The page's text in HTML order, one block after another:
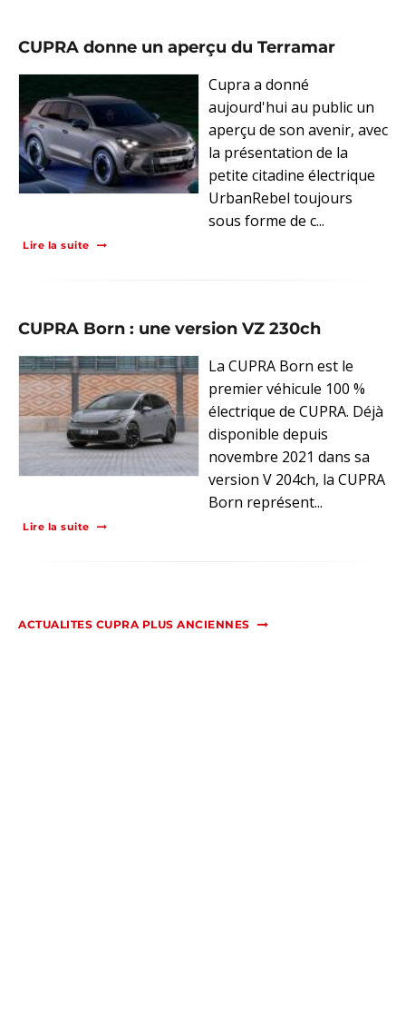
CUPRA donne un aperçu du Terramar
Cupra a donné
aujourd'hui au public un
aperçu de son avenir, avec
la présentation de la
petite citadine électrique
UrbanRebel toujours
sous forme de c...
Lire la suite
CUPRA Born : une version VZ 230ch
La CUPRA Born est le
premier véhicule 100 %
électrique de CUPRA. Déjà
disponible depuis
novembre 2021 dans sa
version V 204ch, la CUPRA
Born représent...
Lire la suite
ACTUALITES CUPRA PLUS ANCIENNES